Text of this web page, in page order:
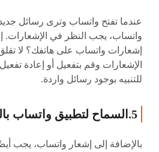
عندما تفتح واتساب وترى رسائل
واتساب، يجب النظر في الإشعارات.
إشعارات واتساب على هاتفك؟ لا
الإشعارات وقم بتفعيل أو إعادة
للتنبيه بوجود رسائل واردة.
5.السماح لتطبيق واتساب بالتشغيل في الخلفية
بالإضافة إلى إشعار واتساب، يجب